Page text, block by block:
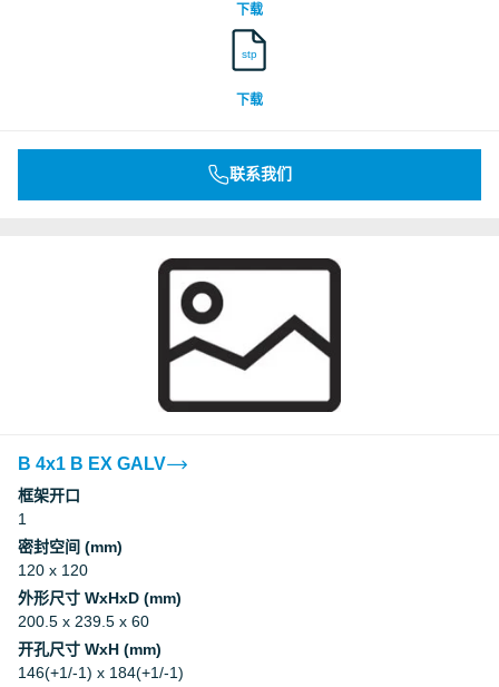
下载
stp
下载
联系我们
B 4x1 B EX GALV
框架开口
1
密封空间 (mm)
120 x 120
外形尺寸 WxHxD (mm)
200.5 x 239.5 x 60
开孔尺寸 WxH (mm)
146(+1/-1) x 184(+1/-1)